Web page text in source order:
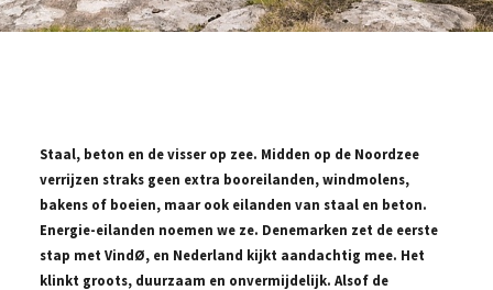
Staal, beton en de visser op zee. Midden op de Noordzee
verrijzen straks geen extra booreilanden, windmolens,
bakens of boeien, maar ook eilanden van staal en beton.
Energie-eilanden noemen we ze. Denemarken zet de eerste
stap met VindØ, en Nederland kijkt aandachtig mee. Het
klinkt groots, duurzaam en onvermijdelijk. Alsof de